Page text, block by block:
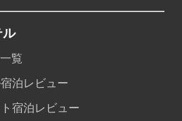
ル
覧
泊レビュー
宿泊レビュー